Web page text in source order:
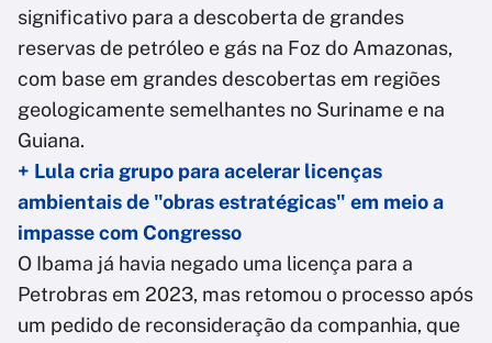
significativo para a descoberta de grandes
reservas de petróleo e gás na Foz do Amazonas,
com base em grandes descobertas em regiões
geologicamente semelhantes no Suriname e na
Guiana.
+ Lula cria grupo para acelerar licenças
ambientais de "obras estratégicas" em meio a
impasse com Congresso
O Ibama já havia negado uma licença para a
Petrobras em 2023, mas retomou o processo após
um pedido de reconsideração da companhia, que